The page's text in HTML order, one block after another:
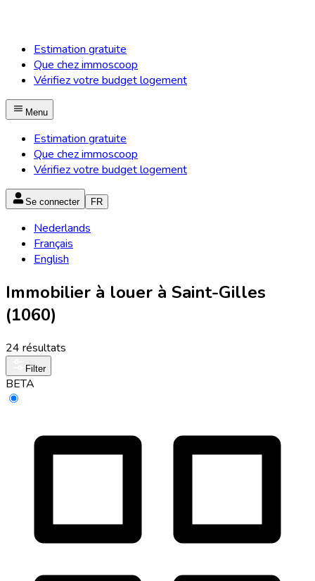
Estimation gratuite
Que chez immoscoop
Vérifiez votre budget logement
Menu
Estimation gratuite
Que chez immoscoop
Vérifiez votre budget logement
Se connecter FR
Nederlands
Français
English
Immobilier à louer à Saint-Gilles
(1060)
24 résultats
Filter
BETA